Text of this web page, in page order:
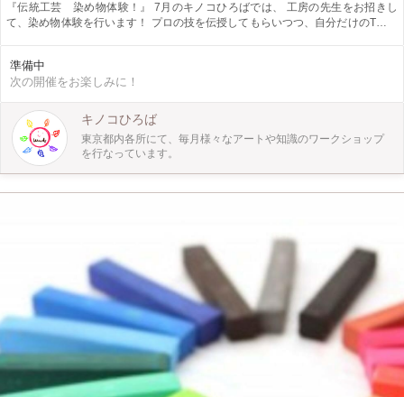
『伝統工芸 染め物体験！』 7月のキノコひろばでは、 工房の先生をお招きし
て、染め物体験を行います！ プロの技を伝授してもらいつつ、自分だけのTシャ
クショップ・自然の中で季節を感じるプレイパークを月に１回開催しています。
親子で、お友達と、小学生以上のお子さまならもちろん一人でも！ 自然やアー
準備中
次の開催をお楽しみに！
キノコひろば
東京都内各所にて、毎月様々なアートや知識のワークショップ
を行なっています。